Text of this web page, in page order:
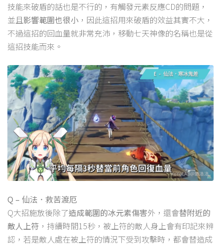
技能來破盾的話也是不行的，有觸發元素反應CD的問題，
並且影響範圍也很小 ，因此這招用來破盾的效益其實不大，
不過這招的回血量就非常充沛，移動七天神像的名稱也是從
這招技能而來。
Q – 仙法．救苦渡厄
Q大招施放後除了造成範圍的冰元素傷害外，還會替附近的
敵人上符 ，持續時間15秒，被上符的敵人身上會有印記來辨
認，若是敵人處在被上符的情況下受到攻擊時，都會替造成